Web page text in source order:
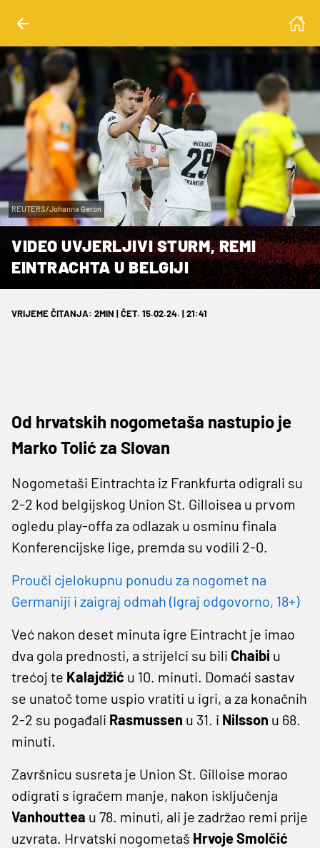
REUTERS/Johanna Geron
VIDEO UVJERLJIVI STURM, REMI
EINTRACHTA U BELGIJI
VRIJEME ČITANJA: 2MIN | ČET. 15.02.24. | 21:41
Od hrvatskih nogometaša nastupio je
Marko Tolić za Slovan
Nogometaši Eintrachta iz Frankfurta odigrali su
2-2 kod belgijskog Union St. Gilloisea u prvom
ogledu play-offa za odlazak u osminu finala
Konferencijske lige, premda su vodili 2-0.
Prouči cjelokupnu ponudu za nogomet na
Germaniji i zaigraj odmah (Igraj odgovorno, 18+)
Već nakon deset minuta igre Eintracht je imao
dva gola prednosti, a strijelci su bili Chaibi u
trećoj te Kalajdžić u 10. minuti. Domaći sastav
se unatoč tome uspio vratiti u igri, a za konačnih
2-2 su pogađali Rasmussen u 31. i Nilsson u 68.
minuti.
Završnicu susreta je Union St. Gilloise morao
odigrati s igračem manje, nakon isključenja
Vanhouttea u 78. minuti, ali je zadržao remi prije
uzvrata. Hrvatski nogometaš Hrvoje Smolčić